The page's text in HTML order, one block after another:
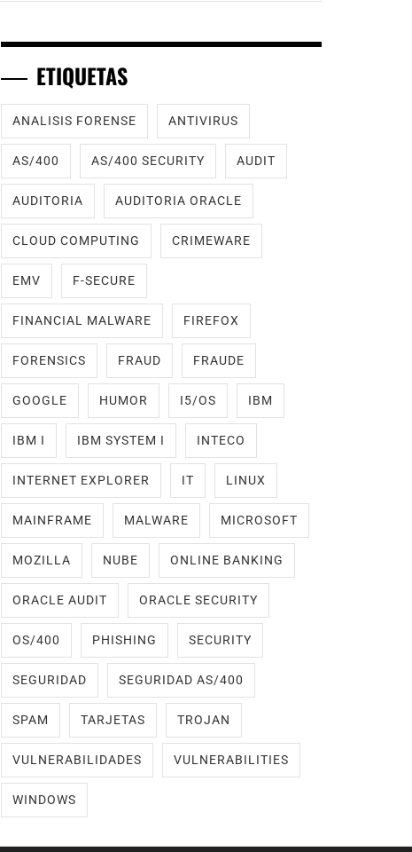
ETIQUETAS
ANALISIS FORENSE ANTIVIRUS
AS/400 AS/400 SECURITY AUDIT
AUDITORIA AUDITORIA ORACLE
CLOUD COMPUTING CRIMEWARE
EMV F-SECURE
FINANCIAL MALWARE FIREFOX
FORENSICS FRAUD FRAUDE
GOOGLE HUMOR I5/OS IBM
IBM I IBM SYSTEM I INTECO
INTERNET EXPLORER IT LINUX
MAINFRAME MALWARE MICROSOFT
MOZILLA NUBE ONLINE BANKING
ORACLE AUDIT ORACLE SECURITY
OS/400 PHISHING SECURITY
SEGURIDAD SEGURIDAD AS/400
SPAM TARJETAS TROJAN
VULNERABILIDADES VULNERABILITIES
WINDOWS